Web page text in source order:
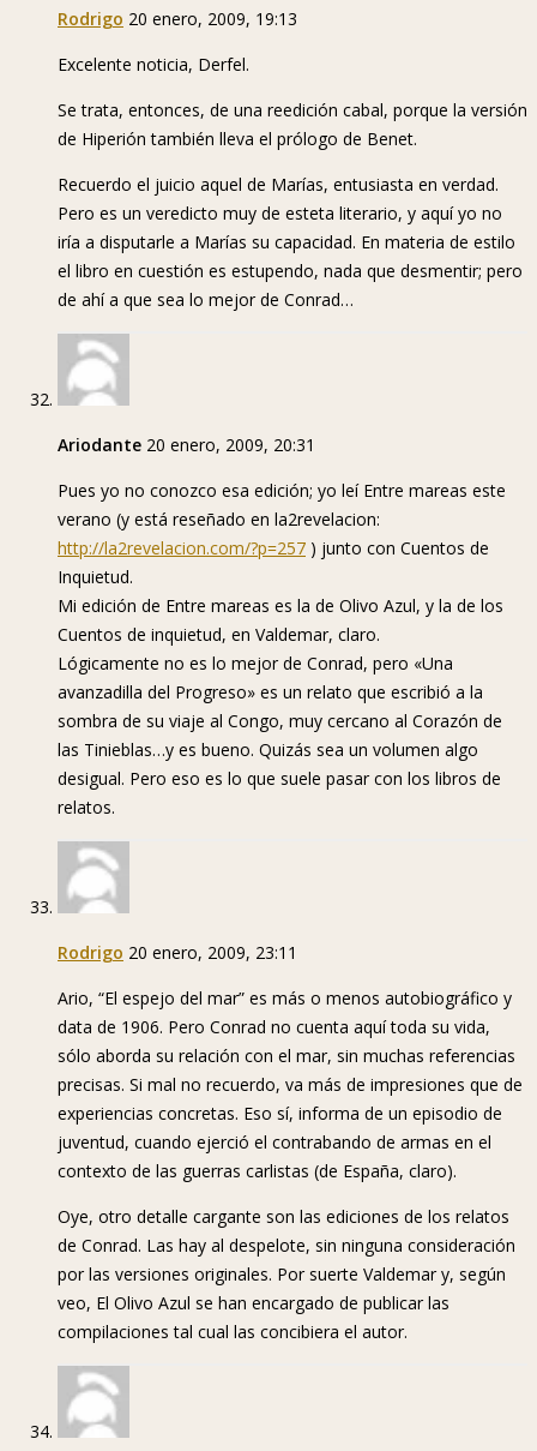
Rodrigo 20 enero, 2009, 19:13
Excelente noticia, Derfel.
Se trata, entonces, de una reedición cabal, porque la versión
de Hiperión también lleva el prólogo de Benet.
Recuerdo el juicio aquel de Marías, entusiasta en verdad.
Pero es un veredicto muy de esteta literario, y aquí yo no
iría a disputarle a Marías su capacidad. En materia de estilo
el libro en cuestión es estupendo, nada que desmentir; pero
de ahí a que sea lo mejor de Conrad…
Ariodante 20 enero, 2009, 20:31
Pues yo no conozco esa edición; yo leí Entre mareas este
verano (y está reseñado en la2revelacion:
http://la2revelacion.com/?p=257 ) junto con Cuentos de
Inquietud.
Mi edición de Entre mareas es la de Olivo Azul, y la de los
Cuentos de inquietud, en Valdemar, claro.
Lógicamente no es lo mejor de Conrad, pero «Una
avanzadilla del Progreso» es un relato que escribió a la
sombra de su viaje al Congo, muy cercano al Corazón de
las Tinieblas…y es bueno. Quizás sea un volumen algo
desigual. Pero eso es lo que suele pasar con los libros de
relatos.
Rodrigo 20 enero, 2009, 23:11
Ario, “El espejo del mar” es más o menos autobiográfico y
data de 1906. Pero Conrad no cuenta aquí toda su vida,
sólo aborda su relación con el mar, sin muchas referencias
precisas. Si mal no recuerdo, va más de impresiones que de
experiencias concretas. Eso sí, informa de un episodio de
juventud, cuando ejerció el contrabando de armas en el
contexto de las guerras carlistas (de España, claro).
Oye, otro detalle cargante son las ediciones de los relatos
de Conrad. Las hay al despelote, sin ninguna consideración
por las versiones originales. Por suerte Valdemar y, según
veo, El Olivo Azul se han encargado de publicar las
compilaciones tal cual las concibiera el autor.